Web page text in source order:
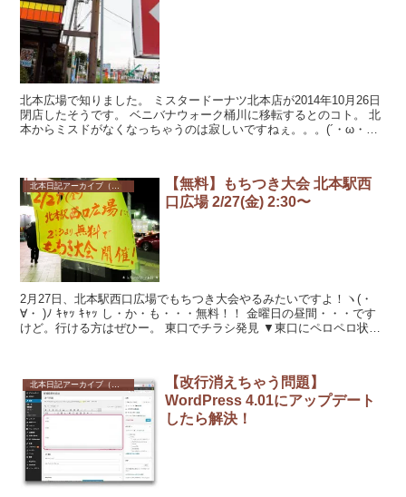
北本広場で知りました。 ミスタードーナツ北本店が2014年10月26日
閉店したそうです。 ベニバナウォーク桶川に移転するとのコト。 北
本からミスドがなくなっちゃうのは寂しいですねぇ。。。(´・ω・｀)
【無料】もちつき大会 北本駅西
口広場 2/27(金) 2:30〜
2月27日、北本駅西口広場でもちつき大会やるみたいですよ！ヽ(・
∀・ )ﾉ ｷｬｯ ｷｬｯ し・か・も・・・無料！！ 金曜日の昼間・・・です
けど。行ける方はぜひー。 東口でチラシ発見 ▼東口にペロペロ状態
北本日記アーカイブ（記録保存）
【改行消えちゃう問題】
WordPress 4.01にアップデート
したら解決！